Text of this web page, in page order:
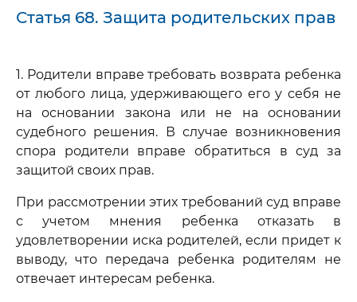
Статья 68. Защита родительских прав
1. Родители вправе требовать возврата ребенка
от любого лица, удерживающего его у себя не
на основании закона или не на основании
судебного решения. В случае возникновения
спора родители вправе обратиться в суд за
защитой своих прав.
При рассмотрении этих требований суд вправе
с учетом мнения ребенка отказать в
удовлетворении иска родителей, если придет к
выводу, что передача ребенка родителям не
отвечает интересам ребенка.